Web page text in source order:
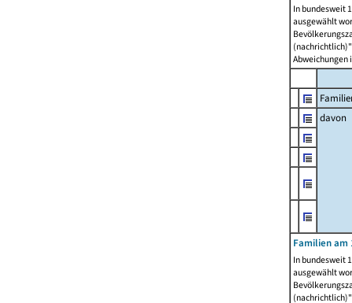
In bundesweit
ausgewählt
Abweichungen
davon
Familien am
In bundesweit
ausgewählt